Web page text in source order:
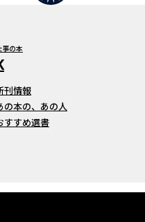
事の本
刊情報
の本の、あの人
すすめ選書